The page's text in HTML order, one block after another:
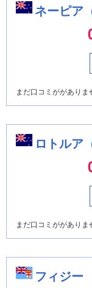
ネーピア
まだ口コミががありま
ロトルア
まだ口コミががありま
フィジー